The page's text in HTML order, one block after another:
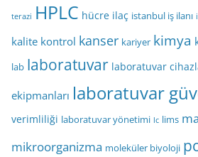
terazi HPLC hücre ilaç istanbul iş ilanı
kalite kontrol kanser kariyer kimya
lab laboratuvar laboratuvar
ekipmanları laboratuvar
verimliliği laboratuvar yönetimi lc lims
mikroorganizma moleküler biyoloji